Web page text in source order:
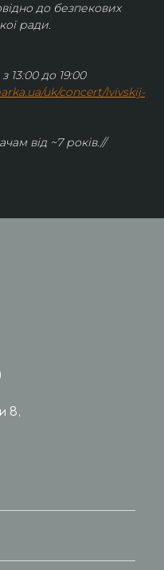
до безпекових
ради.
13:00 до 19:00
uk/concert/lvivskij-
від ~7 років.//
8,